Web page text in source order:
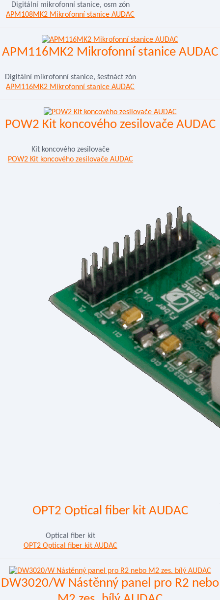
Digitální mikrofonní stanice, osm zón
APM108MK2 Mikrofonní stanice AUDAC
APM116MK2 Mikrofonní stanice AUDAC
Digitální mikrofonní stanice, šestnáct zón
APM116MK2 Mikrofonní stanice AUDAC
POW2 Kit koncového zesilovače AUDAC
Kit koncového zesilovače
POW2 Kit koncového zesilovače AUDAC
OPT2 Optical fiber kit AUDAC
Optical fiber kit
OPT2 Optical fiber kit AUDAC
DW3020/W Nástěnný panel pro R2 nebo